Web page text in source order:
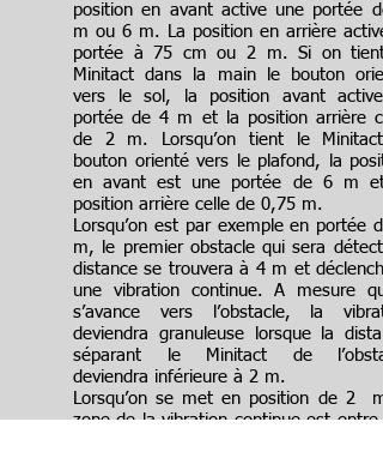
position en avant active une portée
m ou 6 m. La position en arrière
portée à 75 cm ou 2 m. Si on tient
Minitact dans la main le bouton
vers le sol, la position avant active
portée de 4 m et la position arrière
de 2 m. Lorsqu’on tient le Minitact
bouton orienté vers le plafond, la
en avant est une portée de 6 m et
position arrière celle de 0,75 m.
Lorsqu’on est par exemple en portée
m, le premier obstacle qui sera
distance se trouvera à 4 m et
une vibration continue. A mesure
s’avance vers l’obstacle, la
deviendra granuleuse lorsque la
séparant le Minitact de
deviendra inférieure à 2 m.
Lorsqu’on se met en position de 2
zone de la vibration continue est entre